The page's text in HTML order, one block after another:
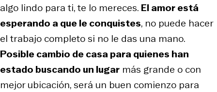
algo lindo para ti, te lo mereces. El amor está
esperando a que le conquistes, no puede hacer
el trabajo completo si no le das una mano.
Posible cambio de casa para quienes han
estado buscando un lugar más grande o con
mejor ubicación, será un buen comienzo para